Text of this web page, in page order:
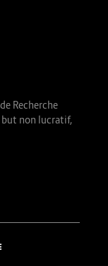
Recherche
but non lucratif,